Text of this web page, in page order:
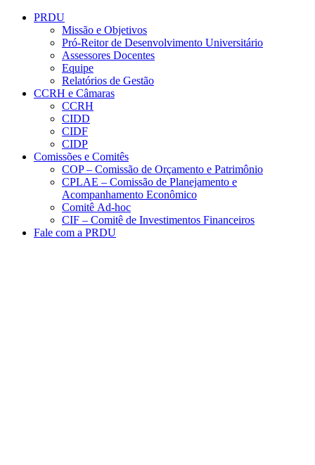
Conteúdo principal
PRDU
Missão e Objetivos
Pró-Reitor de Desenvolvimento Universitário
Assessores Docentes
Equipe
Relatórios de Gestão
CCRH e Câmaras
CCRH
CIDD
CIDF
CIDP
Comissões e Comitês
COP – Comissão de Orçamento e Patrimônio
CPLAE – Comissão de Planejamento e
Acompanhamento Econômico
Comitê Ad-hoc
CIF – Comitê de Investimentos Financeiros
Fale com a PRDU